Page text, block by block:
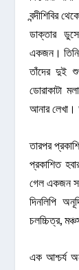
বন্দীশিবির
ডাক্তার
একজন।
তাঁদের দুই
ডোরাকাটা
আনার লেখা।
তারপর
প্রকাশিত
গেল একজন
দিনলিপি
চলচ্চিত্র,
এক আশ্চর্য